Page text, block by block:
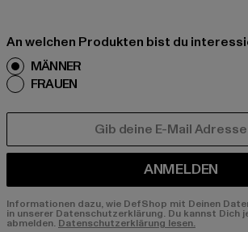
An welchen Produkten bist du
MÄNNER
FRAUEN
ANMELDEN
Informationen dazu, wie DefShop mit Deinen
in unserer Datenschutzerklärung. Du kannst
abmelden. Datenschutzerklärung lesen.